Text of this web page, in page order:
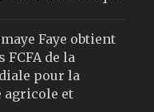
Faye obtient
de la
pour la
agricole et